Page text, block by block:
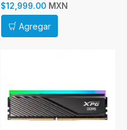
$12,999.00 MXN
Agregar